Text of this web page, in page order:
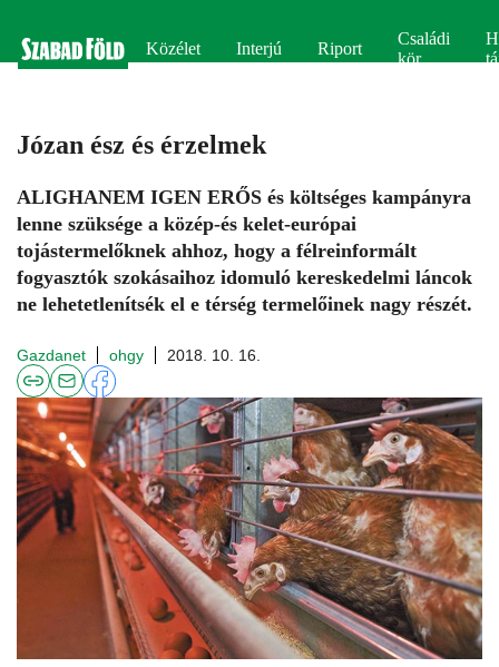
Közélet Interjú Riport
Családi
kör
Józan ész és érzelmek
ALIGHANEM IGEN ERŐS és költséges kampányra
lenne szüksége a közép-és kelet-európai
tojástermelőknek ahhoz, hogy a félreinformált
fogyasztók szokásaihoz idomuló kereskedelmi láncok
ne lehetetlenítsék el e térség termelőinek nagy részét.
Gazdanet ohgy 2018. 10. 16.